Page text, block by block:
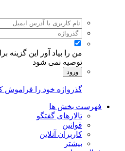
من را بیاد آور
این گزینه
توصیه نمی شود
ورود
گذرواژه خود را فراموش
فهرست بخش ها
تالارهای گفتگو
قوانین
کاربران آنلاین
بیشتر